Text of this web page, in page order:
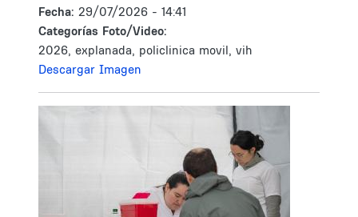
Fecha: 29/07/2026 - 14:41
Categorías Foto/Video:
2026, explanada, policlinica movil, vih
Descargar Imagen